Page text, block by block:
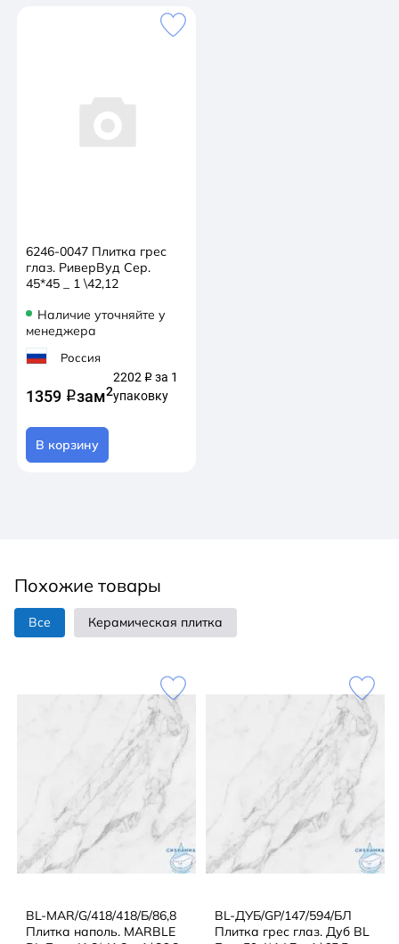
6246-0047 Плитка грес
глаз. РиверВуд Сер.
45*45 _ 1 \42,12
Наличие уточняйте у
менеджера
Россия
1359 qзам2
2202 q за 1
упаковку
В корзину
Похожие товары
Все Керамическая плитка
BL-MAR/G/418/418/Б/86,8
Плитка наполь. MARBLE
BL-ДУБ/GP/147/594/БЛ
Плитка грес глаз. Дуб BL